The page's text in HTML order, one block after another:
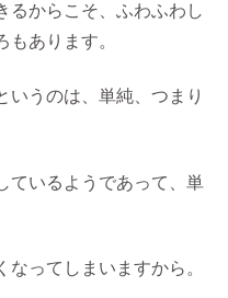
るからこそ、ふわふわし
あります。
いうのは、単純、つまり
ているようであって、単
ってしまいますから。